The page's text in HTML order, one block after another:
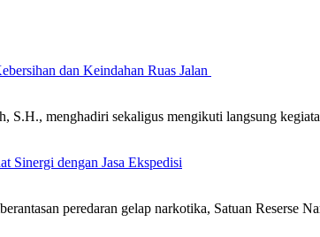
dan Keindahan Ruas Jalan
menghadiri sekaligus mengikuti langsung
Sinergi dengan Jasa Ekspedisi
peredaran gelap narkotika, Satuan